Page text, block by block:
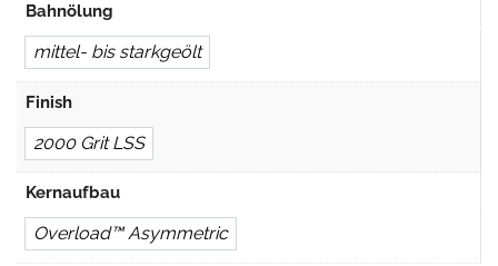
Bahnölung
mittel- bis starkgeölt
Finish
2000 Grit LSS
Kernaufbau
Overload™ Asymmetric